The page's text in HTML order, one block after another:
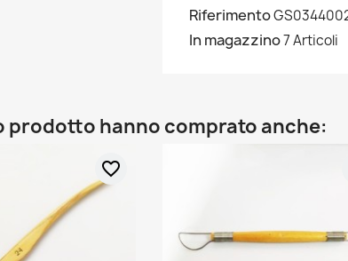
Riferimento
In magazzino7 Articoli
prodotto hanno comprato anche:
favorite_border